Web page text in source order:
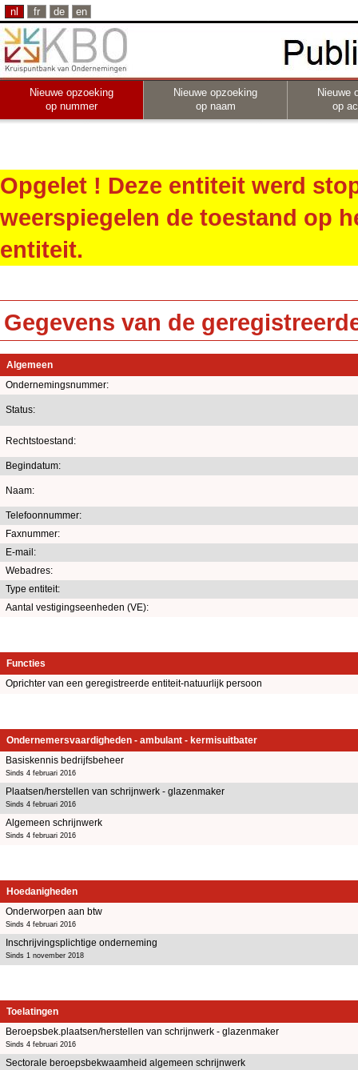
nl fr de en
Nieuwe opzoeking
op nummer
Nieuwe opzoeking
op naam
Nieuwe
op
Opgelet ! Deze entiteit werd
weerspiegelen de toestand op
entiteit.
Gegevens van de
Algemeen
Ondernemingsnummer:
Status:
Rechtstoestand:
Begindatum:
Naam:
Telefoonnummer:
Faxnummer:
E-mail:
Webadres:
Type entiteit:
Aantal vestigingseenheden (VE):
Functies
Oprichter van een geregistreerde entiteit-natuurlijk persoon
Ondernemersvaardigheden - ambulant - kermisuitbater
Basiskennis bedrijfsbeheer
Sinds 4 februari 2016
Plaatsen/herstellen van schrijnwerk - glazenmaker
Sinds 4 februari 2016
Algemeen schrijnwerk
Sinds 4 februari 2016
Hoedanigheden
Onderworpen aan btw
Sinds 4 februari 2016
Inschrijvingsplichtige onderneming
Sinds 1 november 2018
Toelatingen
Beroepsbek.plaatsen/herstellen van schrijnwerk - glazenmaker
Sinds 4 februari 2016
Sectorale beroepsbekwaamheid algemeen schrijnwerk